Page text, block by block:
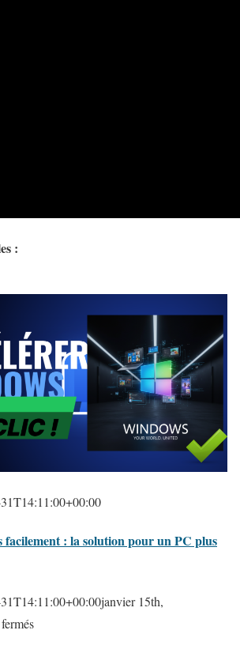
:
facilement : la solution pour un PC plus
janvier 15th,
s